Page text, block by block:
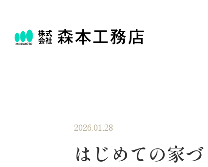
2026.01.28
はじめての家づ